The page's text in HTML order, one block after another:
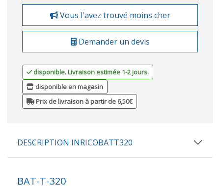
Vous l'avez trouvé moins cher
Demander un devis
disponible. Livraison estimée 1-2 jours.
disponible en magasin
Prix de livraison à partir de 6,50€
DESCRIPTION INRICOBATT320
BAT-T-320